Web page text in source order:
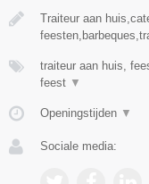
Traiteur aan
traiteur aan huis,
feest ▼
Openingstijden ▼
Sociale media: